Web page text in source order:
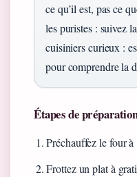
ce qu’il est, pas ce
les puristes : suivez
cuisiniers curieux :
pour comprendre la
Étapes de
Préchauffez le four à
Frottez un plat à